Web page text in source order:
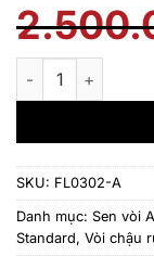
Vòi chậu lavabo
SKU: FL0302-A
Danh mục: Sen vòi
Standard, Vòi chậu